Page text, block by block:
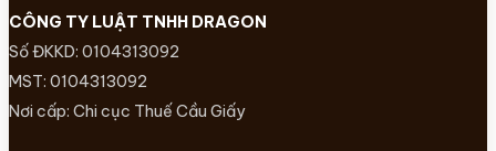
CÔNG TY LUẬT TNHH DRAGON
Số ĐKKD: 0104313092
MST: 0104313092
Nơi cấp: Chi cục Thuế Cầu Giấy